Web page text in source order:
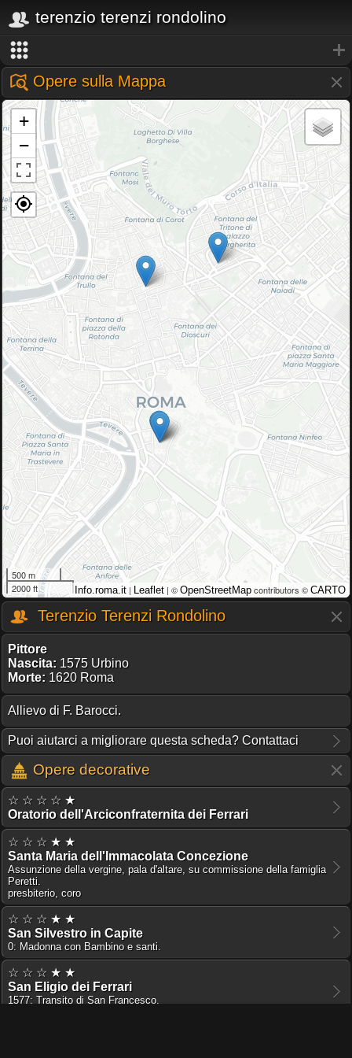
terenzio terenzi rondolino
Opere sulla Mappa
+
−
500 m
2000 ft
Info.roma.it | Leaflet | © OpenStreetMap contributors © CARTO
Terenzio Terenzi Rondolino
Pittore
Nascita: 1575 Urbino
Morte: 1620 Roma
Allievo di F. Barocci.
Puoi aiutarci a migliorare questa scheda? Contattaci
Opere decorative
☆ ☆ ☆ ☆ ★
Oratorio dell'Arciconfraternita dei Ferrari
☆ ☆ ☆ ★ ★
Santa Maria dell'Immacolata Concezione
Assunzione della vergine, pala d'altare, su commissione della famiglia
Peretti.
presbiterio, coro
☆ ☆ ☆ ★ ★
San Silvestro in Capite
0: Madonna con Bambino e santi.
☆ ☆ ☆ ★ ★
San Eligio dei Ferrari
1577: Transito di San Francesco.